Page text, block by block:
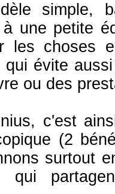
simple,
à une petite
les choses
qui évite
ou des
c'est
(2
surtout
qui